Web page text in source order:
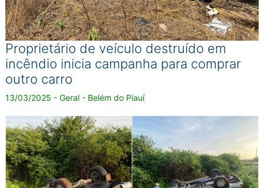
Proprietário de veículo destruído em
incêndio inicia campanha para comprar
outro carro
13/03/2025 - Geral - Belém do Piauí